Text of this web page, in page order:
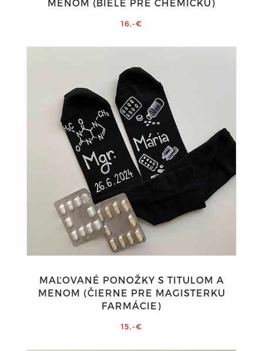
MENOM (BIELE PRE CHEMIČKU)
16,-€
MAĽOVANÉ PONOŽKY S TITULOM A
MENOM (ČIERNE PRE MAGISTERKU
FARMÁCIE)
15,-€